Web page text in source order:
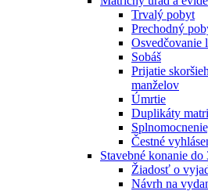
Trvalý pobyt
Prechodný
Osvedčovanie
Sobáš
Prijatie
manželov
Úmrtie
Duplikáty
Čestné
Stavebné konanie do
Žiadosť o
Návrh na